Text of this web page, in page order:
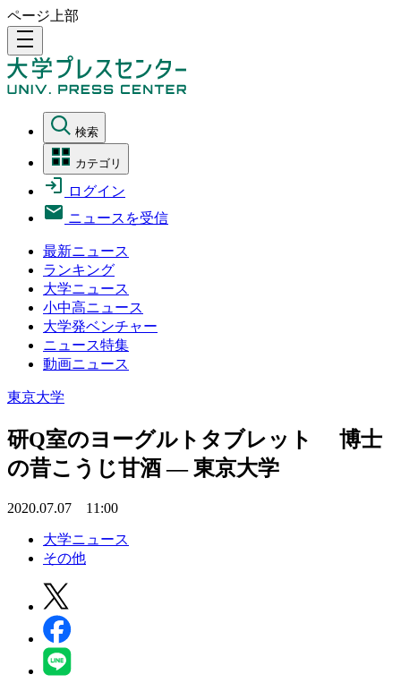
ページ上部
density_medium
検索
カテゴリ
ログイン
ニュースを受信
最新ニュース
ランキング
大学ニュース
小中高ニュース
大学発ベンチャー
ニュース特集
動画ニュース
東京大学
研Q室のヨーグルトタブレット 博士
の昔こうじ甘酒 — 東京大学
2020.07.07 11:00
大学ニュース
その他